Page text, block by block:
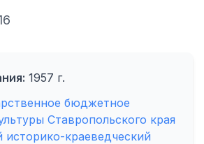
1957 г.
бюджетное
Ставропольского края
историко-краеведческий